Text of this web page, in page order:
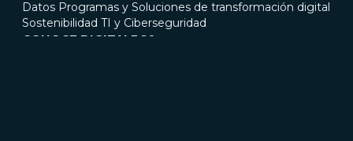
Datos Programas y Soluciones de transformación digital
Sostenibilidad TI y Ciberseguridad
CONOCE DIGITAL360